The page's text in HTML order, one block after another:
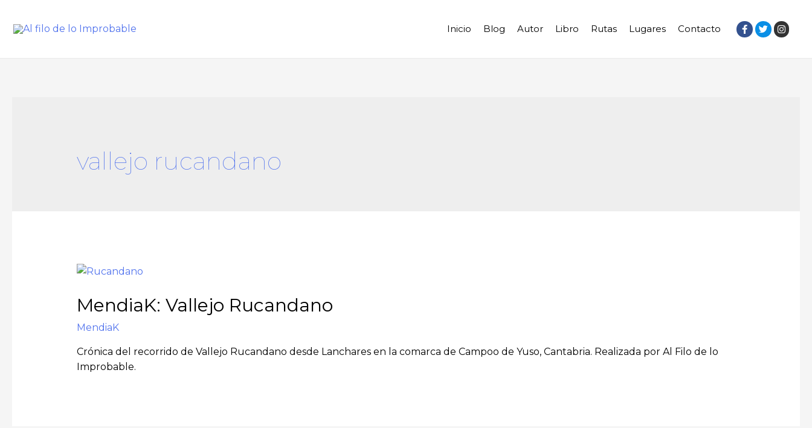
Inicio Blog Autor Libro Rutas Lugares Contacto
vallejo rucandano
MendiaK: Vallejo Rucandano
MendiaK
Crónica del recorrido de Vallejo Rucandano desde Lanchares en la comarca de Campoo de Yuso, Cantabria. Realizada por Al Filo de lo
Improbable.